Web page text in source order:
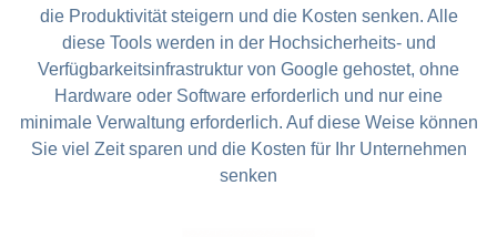
die Produktivität steigern und die Kosten senken. Alle
diese Tools werden in der Hochsicherheits- und
Verfügbarkeitsinfrastruktur von Google gehostet, ohne
Hardware oder Software erforderlich und nur eine
minimale Verwaltung erforderlich. Auf diese Weise können
Sie viel Zeit sparen und die Kosten für Ihr Unternehmen
senken